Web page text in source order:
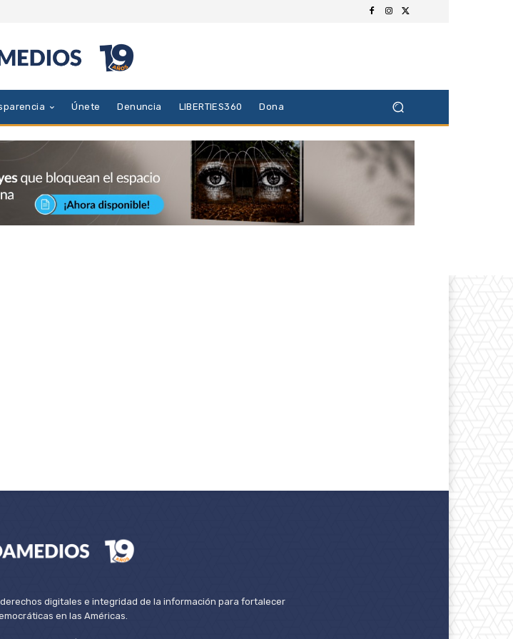
Únete Denuncia LIBERTIES360 Dona
digitales e integridad de la información para fortalecer
en las Américas.